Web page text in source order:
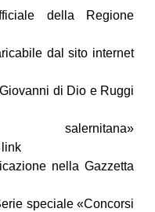
della Regione
dal sito internet
di Dio e Ruggi
link
nella Gazzetta
speciale «Concorsi